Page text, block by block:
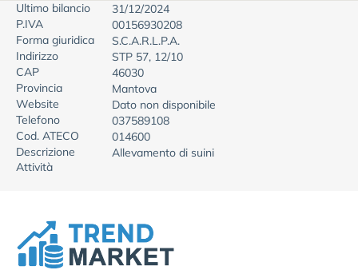
Ultimo bilancio
31/12/2024
P.IVA
00156930208
Forma giuridica
S.C.A.R.L.P.A.
Indirizzo
STP 57, 12/10
CAP
46030
Provincia
Mantova
Website
Dato non disponibile
Telefono
037589108
Cod. ATECO
014600
Descrizione
Attività
Allevamento di suini